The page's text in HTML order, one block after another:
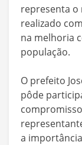
representa
realizado
na melhoria
população.
O prefeito
pôde
a